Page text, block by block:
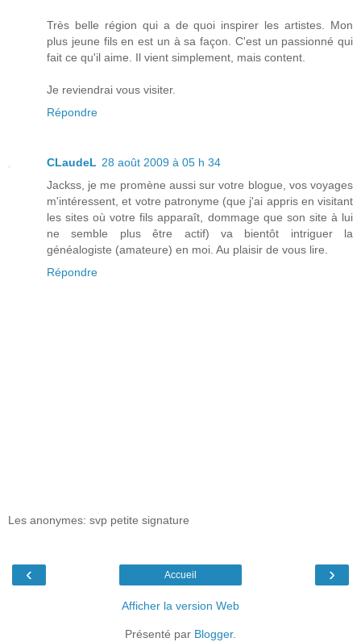
Très belle région qui a de quoi inspirer les artistes. Mon
plus jeune fils en est un à sa façon. C'est un passionné qui
fait ce qu'il aime. Il vient simplement, mais content.
Je reviendrai vous visiter.
Répondre
CLaudeL 28 août 2009 à 05 h 34
Jackss, je me promène aussi sur votre blogue, vos voyages
m'intéressent, et votre patronyme (que j'ai appris en visitant
les sites où votre fils apparaît, dommage que son site à lui
ne semble plus être actif) va bientôt intriguer la
généalogiste (amateure) en moi. Au plaisir de vous lire.
Répondre
Les anonymes: svp petite signature
‹ ›
Accueil
Afficher la version Web
Présenté par Blogger.